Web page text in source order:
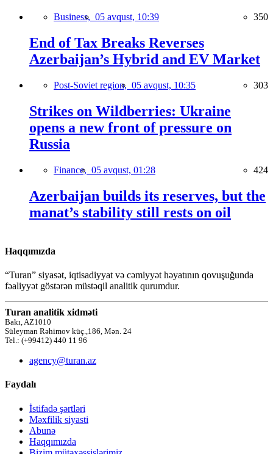
Business, 05 avqust, 10:39 350
End of Tax Breaks Reverses
Azerbaijan’s Hybrid and EV Market
Post-Soviet region, 05 avqust, 10:35 303
Strikes on Wildberries: Ukraine
opens a new front of pressure on
Russia
Finance, 05 avqust, 01:28 424
Azerbaijan builds its reserves, but the
manat’s stability still rests on oil
Haqqımızda
“Turan” siyasət, iqtisadiyyat və cəmiyyət həyatının qovuşuğunda
fəaliyyət göstərən müstəqil analitik qurumdur.
Turan analitik xidməti
Bakı, AZ1010
Süleyman Rəhimov küç.,186, Mən. 24
Tel.: (+99412) 440 11 96
agency@turan.az
Faydalı
İstifadə şərtləri
Məxfilik siyasti
Abunə
Haqqımızda